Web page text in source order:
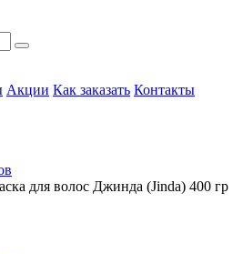
Акции Как заказать Контакты
для волос Джинда (Jinda) 400 гр